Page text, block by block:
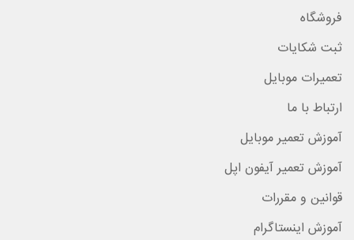
فروشگاه
ثبت شکایات
تعمیرات موبایل
ارتباط با ما
آموزش تعمیر موبایل
آموزش تعمیر آیفون اپل
قوانین و مقررات
آموزش اینستاگرام